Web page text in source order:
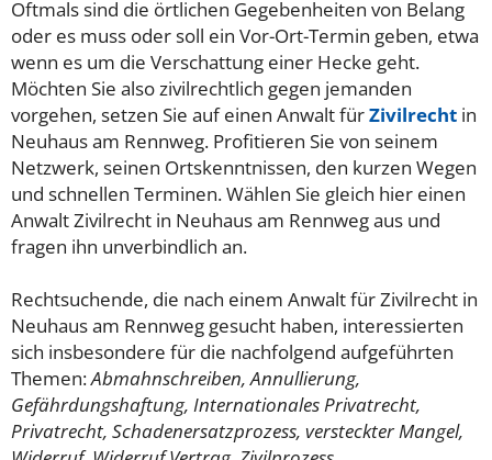
Oftmals sind die örtlichen Gegebenheiten von Belang
oder es muss oder soll ein Vor-Ort-Termin geben, etwa
wenn es um die Verschattung einer Hecke geht.
Möchten Sie also zivilrechtlich gegen jemanden
vorgehen, setzen Sie auf einen Anwalt fürZivilrecht in
Neuhaus am Rennweg. Profitieren Sie von seinem
Netzwerk, seinen Ortskenntnissen, den kurzen Wegen
und schnellen Terminen. Wählen Sie gleich hier einen
Anwalt Zivilrecht in Neuhaus am Rennweg aus und
fragen ihn unverbindlich an.
Rechtsuchende, die nach einem Anwalt für Zivilrecht in
Neuhaus am Rennweg gesucht haben, interessierten
sich insbesondere für die nachfolgend aufgeführten
Themen:Abmahnschreiben, Annullierung,
Gefährdungshaftung, Internationales Privatrecht,
Privatrecht, Schadenersatzprozess, versteckter Mangel,